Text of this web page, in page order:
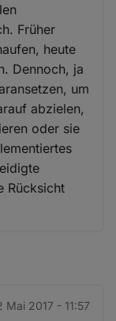
Früher
heute
Dennoch, ja
um
abzielen,
oder sie
Rücksicht
Mai 2017 - 11:57